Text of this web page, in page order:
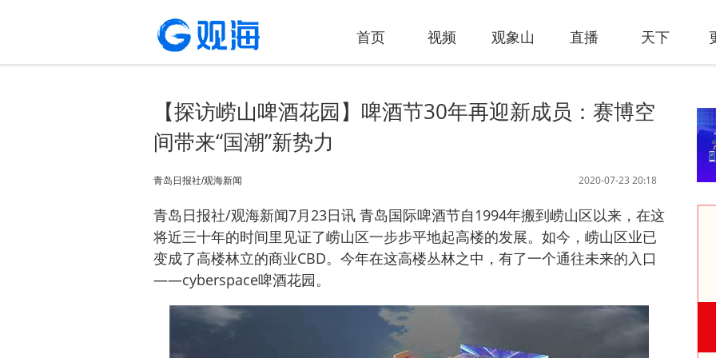
首页 视频 观象山 直播 天下
【探访崂山啤酒花园】啤酒节30年再迎新成员：赛博空
间带来“国潮”新势力
2020-07-23 20:18
青岛日报社/观海新闻
青岛日报社/观海新闻7月23日讯 青岛国际啤酒节自1994年搬到崂山区以来，在这
将近三十年的时间里见证了崂山区一步步平地起高楼的发展。如今，崂山区业已
变成了高楼林立的商业CBD。今年在这高楼丛林之中，有了一个通往未来的入口
——cyberspace啤酒花园。